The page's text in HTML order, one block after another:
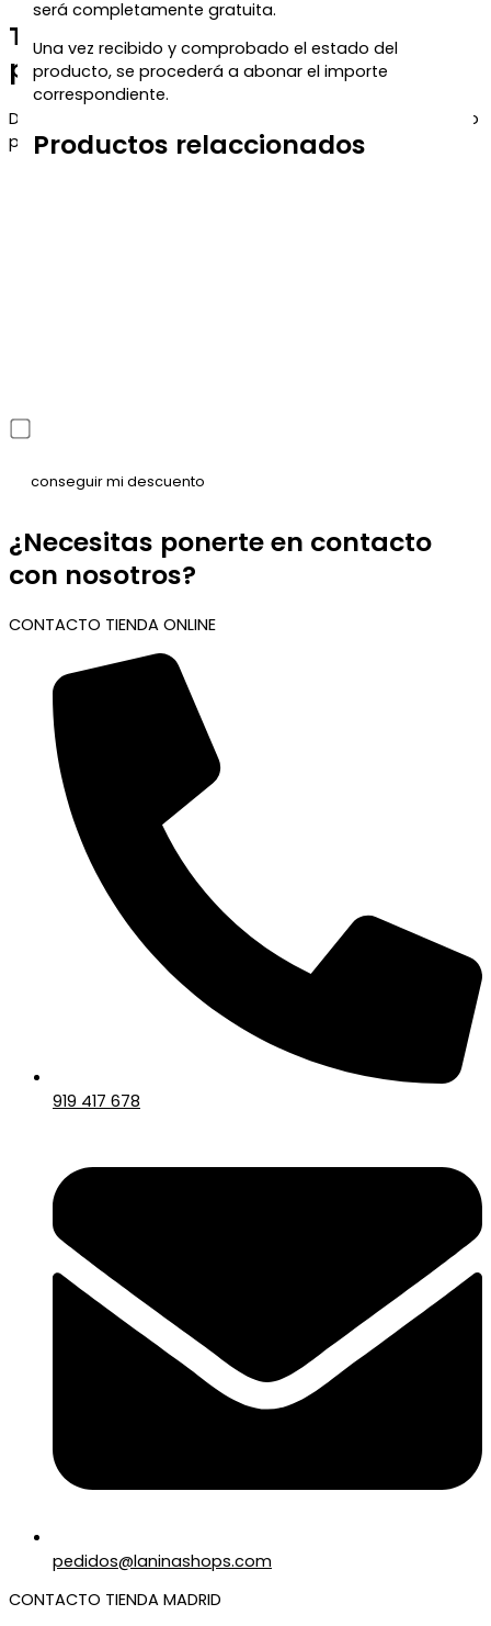
será completamente gratuita.
Una vez recibido y comprobado el estado del
producto, se procederá a abonar el importe
correspondiente.
Productos relaccionados
Te regalamos un 5% de descuento
para tu próxima compra
Déjanos tu correo y te enviaremos el código de descuento
para que puedas aprovecharlo en tu próximo pedido.
¿Necesitas ponerte en contacto
con nosotros?
CONTACTO TIENDA ONLINE
919 417 678
pedidos@laninashops.com
CONTACTO TIENDA MADRID